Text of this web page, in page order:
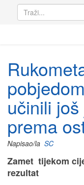
učinili
prema
Napisao/la SC
Zamet tijekom
rezultat